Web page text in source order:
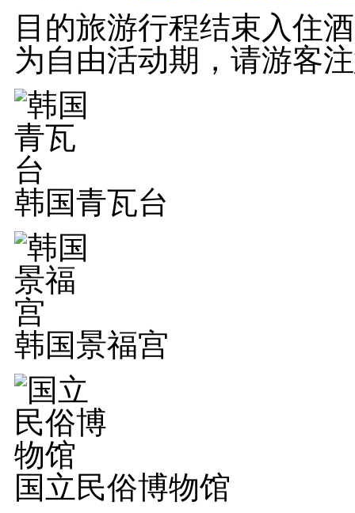
目的旅游行程结束入住
为自由活动期，请游客
韩国青瓦台
韩国景福宫
国立民俗博物馆